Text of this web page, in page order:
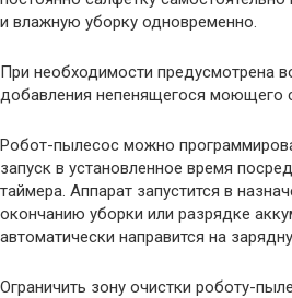
и влажную уборку одновременно.
При необходимости предусмотрена
добавления непенящегося моющего
Робот-пылесос можно
запуск в установленное время
таймера. Аппарат запустится в
окончанию уборки или разрядке
автоматически направится на
Ограничить зону очистки роботу-